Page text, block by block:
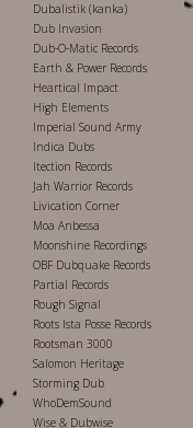
Dubalistik (kanka)
Dub Invasion
Dub-O-Matic Records
Earth & Power Records
Heartical Impact
High Elements
Imperial Sound Army
Indica Dubs
Itection Records
Jah Warrior Records
Livication Corner
Moa Anbessa
Moonshine Recordings
OBF Dubquake Records
Partial Records
Rough Signal
Roots Ista Posse Records
Rootsman 3000
Salomon Heritage
Storming Dub
WhoDemSound
Wise & Dubwise